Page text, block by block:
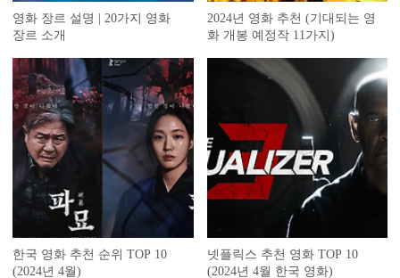
영화 장르 설명 | 20가지 영화
장르 소개
2024년 영화 추천 (기대되는 영
화 개봉 예정작 11가지)
한국 영화 추천 순위 TOP 10
(2024년 4월)
넷플릭스 추천 영화 TOP 10
(2024년 4월 한국 영화)